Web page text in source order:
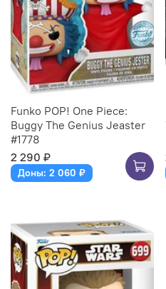
Funko POP! One Piece:
Buggy The Genius Jeaster
#1778
2 290 ₽
Доны: 2 060 ₽